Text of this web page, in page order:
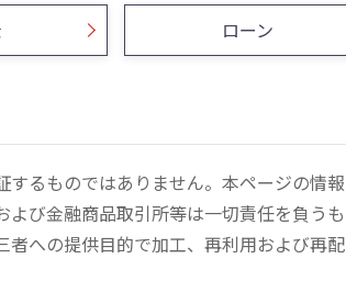
ローン
るものではありません。本ページの情報
び金融商品取引所等は一切責任を負うも
への提供目的で加工、再利用および再配